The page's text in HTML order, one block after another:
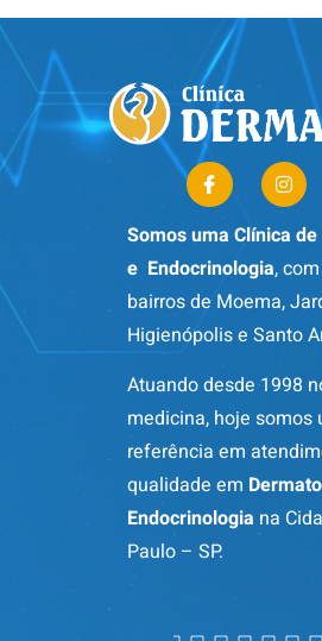
Somos uma Clínica
e Endocrinologia,
bairros de Moema,
Higienópolis e Santo
Atuando desde 1998
medicina, hoje somos
referência em
qualidade em
Endocrinologia na
Paulo – SP.